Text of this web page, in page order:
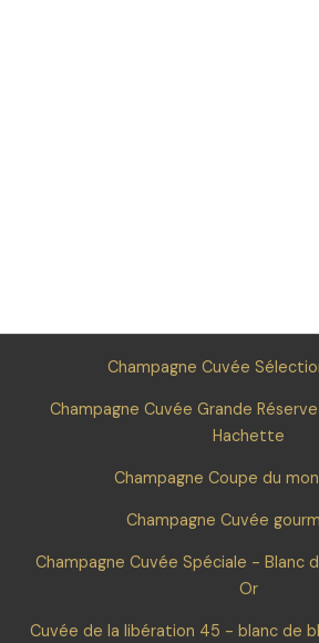
Champagne Cuvée
Champagne Cuvée Grande
Hachette
Champagne Coupe du
Champagne Cuvée
Champagne Cuvée Spéciale - Blanc
Or
Cuvée de la libération 45 - blanc de